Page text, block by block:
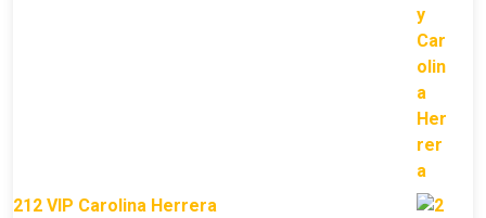
212 VIP Carolina Herrera